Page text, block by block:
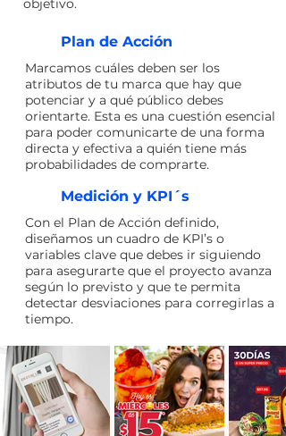
objetivo.
Plan de Acción
Marcamos cuáles deben ser los
atributos de tu marca que hay que
potenciar y a qué público debes
orientarte. Esta es una cuestión esencial
para poder comunicarte de una forma
directa y efectiva a quién tiene más
probabilidades de comprarte.
Medición y KPI´s
Con el Plan de Acción definido,
diseñamos un cuadro de KPI’s o
variables clave que debes ir siguiendo
para asegurarte que el proyecto avanza
según lo previsto y que te permita
detectar desviaciones para corregirlas a
tiempo.